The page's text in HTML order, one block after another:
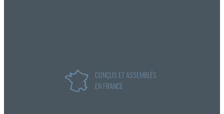
CONÇUS ET ASSEMBLÉS
EN FRANCE